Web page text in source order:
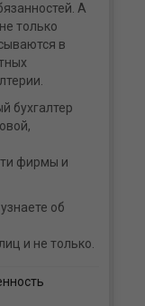
А
только
в
бухгалтер
фирмы и
об
и не только.